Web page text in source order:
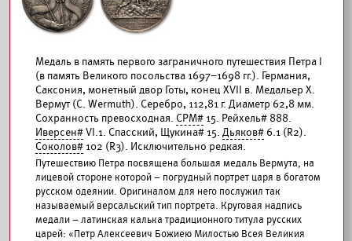
Медаль в память первого заграничного путешествия Петра I
(в память Великого посольства 1697–1698 гг.). Германия,
Саксония, монетный двор Готы, конец XVII в. Медальер Х.
Вермут (C. Wermuth). Серебро, 112,81 г. Диаметр 62,8 мм.
Сохранность превосходная. СРМ# 15. Рейхель# 888.
Иверсен#VI.1. Спасский, Щукина# 15. Дьяков# 6.1 (R2).
Соколов# 102 (R3). Исключительно редкая.
Путешествию Петра посвящена большая медаль Вермута, на
лицевой стороне которой – погрудный портрет царя в богатом
русском одеянии. Оригиналом для него послужил так
называемый версальский тип портрета. Круговая надпись
медали – латинская калька традиционного титула русских
царей: «Петр Алексеевич Божиею Милостью Всея Великия